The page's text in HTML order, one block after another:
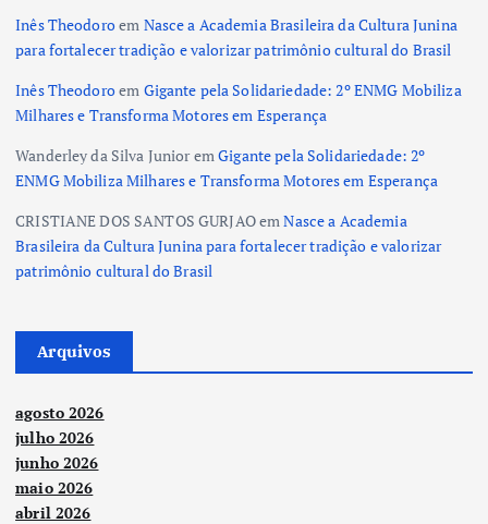
Inês Theodoroem Nasce a Academia Brasileira da Cultura Junina
para fortalecer tradição e valorizar patrimônio cultural do Brasil
Inês Theodoroem Gigante pela Solidariedade: 2º ENMG Mobiliza
Milhares e Transforma Motores em Esperança
Wanderley da Silva JunioremGigante pela Solidariedade: 2º
ENMG Mobiliza Milhares e Transforma Motores em Esperança
CRISTIANE DOS SANTOS GURJAOemNasce a Academia
Brasileira da Cultura Junina para fortalecer tradição e valorizar
patrimônio cultural do Brasil
Arquivos
agosto 2026
julho 2026
junho 2026
maio 2026
abril 2026